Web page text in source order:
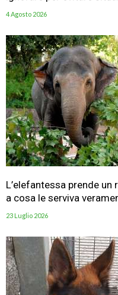
4 Agosto 2026
L’elefantessa prende
a cosa le serviva
23 Luglio 2026